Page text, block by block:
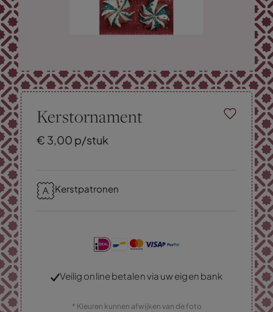
Kerstornament
€ 3,00 p/stuk
Kerstpatronen
Veilig online betalen via uw eigen bank
* Kleuren kunnen afwijken van de foto